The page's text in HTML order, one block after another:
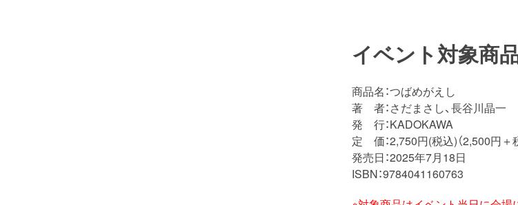
イベント対象商
商品名：つばめがえし
著 者：さだまさし、長谷川晶一
発 行：KADOKAWA
定 価：2,750円(税込)（2,500円＋
発売日：2025年7月18日
ISBN：9784041160763